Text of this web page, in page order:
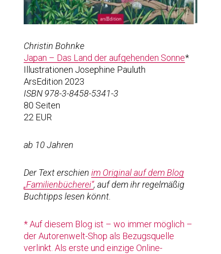
Christin Bohnke
Japan – Das Land der aufgehenden Sonne*
Illustrationen Josephine Pauluth
ArsEdition 2023
ISBN 978-3-8458-5341-3
80 Seiten
22 EUR
ab 10 Jahren
Der Text erschien im Original auf dem Blog
„Familienbücherei“, auf dem ihr regelmäßig
Buchtipps lesen könnt.
* Auf diesem Blog ist – wo immer möglich –
der Autorenwelt-Shop als Bezugsquelle
verlinkt. Als erste und einzige Online-